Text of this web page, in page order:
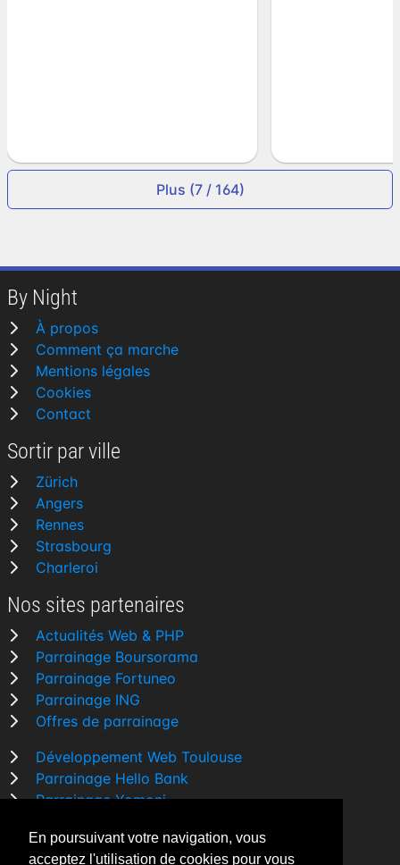
En poursuivant votre navigation, vous
acceptez l'utilisation de cookies pour vous
Plus (7 / 164)
By Night
À propos
Comment ça marche
Mentions légales
Cookies
Contact
Sortir par ville
Zürich
Angers
Rennes
Strasbourg
Charleroi
Nos sites partenaires
Actualités Web & PHP
Parrainage Boursorama
Parrainage Fortuneo
Parrainage ING
Offres de parrainage
Développement Web Toulouse
Parrainage Hello Bank
Parrainage Yomoni
Comparatif banque